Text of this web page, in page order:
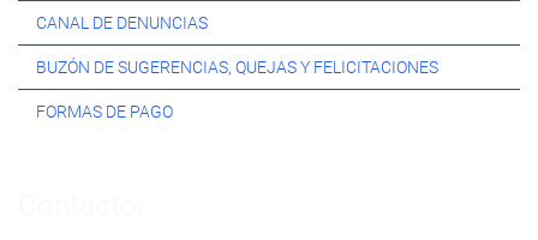
CANAL DE DENUNCIAS
BUZÓN DE SUGERENCIAS, QUEJAS Y FELICITACIONES
FORMAS DE PAGO